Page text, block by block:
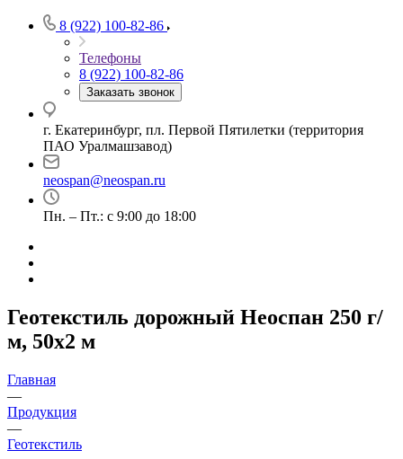
8 (922) 100-82-86
Телефоны
8 (922) 100-82-86
Заказать звонок
г. Екатеринбург, пл. Первой Пятилетки (территория
ПАО Уралмашзавод)
neospan@neospan.ru
Пн. – Пт.: с 9:00 до 18:00
Геотекстиль дорожный Неоспан 250 г/
м, 50x2 м
Главная
—
Продукция
—
Геотекстиль